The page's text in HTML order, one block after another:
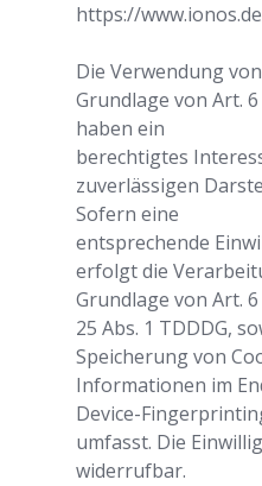
https://
Die Verwendung
Grundlage von Art. 6
haben ein
berechtigtes
zuverlässigen
Sofern eine
entsprechende
erfolgt die
Grundlage von Art. 6
25 Abs. 1 TDDDG,
Speicherung von
Informationen im
Device-
umfasst. Die
widerrufbar.